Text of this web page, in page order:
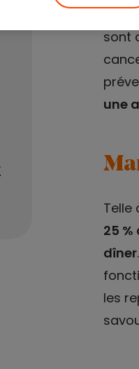
sont
une
Telle
25
dîner
les